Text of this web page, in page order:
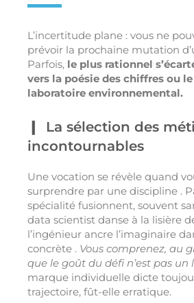
L’incertitude plane : vous ne
prévoir la prochaine mutation
Parfois, le plus rationnel
vers la poésie des chiffres ou le
laboratoire environnemental.
La sélection des
incontournables
Une vocation se révèle quand
surprendre par une discipline .
spécialité fusionnent, souvent
data scientist danse à la lisière
l’ingénieur ancre l’imaginaire
concrète . Vous comprenez, au
que le goût du défi n’est pas un
marque individuelle dicte
trajectoire, fût-elle erratique.